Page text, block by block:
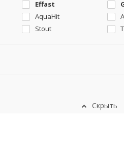
Effast
AquaHit
Stout
Скрыть